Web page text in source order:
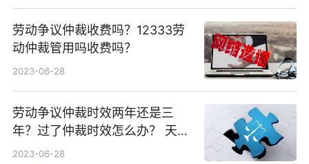
劳动争议仲裁收费吗？12333劳
动仲裁管用吗收费吗？
2023-06-28
劳动争议仲裁时效两年还是三
年？过了仲裁时效怎么办？ 天天
播资讯
2023-06-28